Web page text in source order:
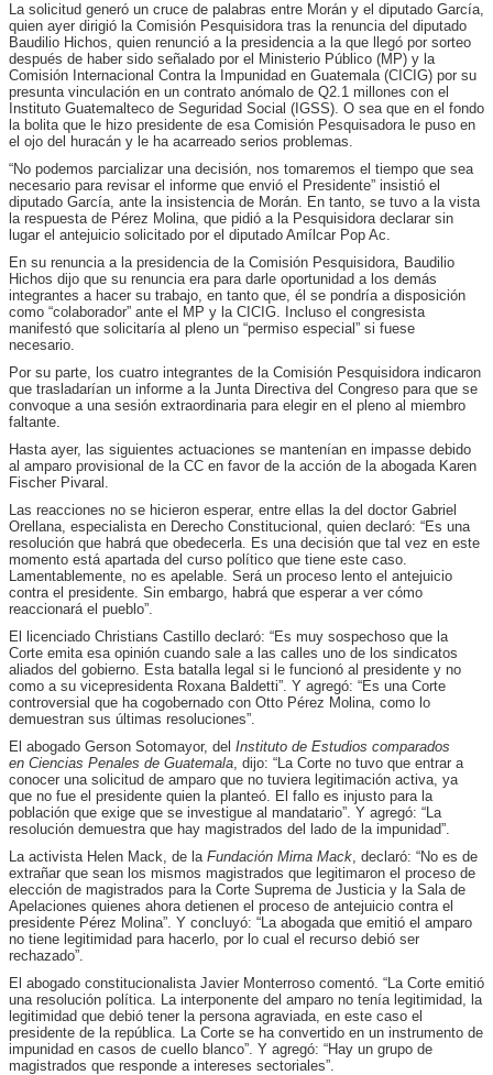
La solicitud generó un cruce de palabras entre Morán y el diputado García,
quien ayer dirigió la Comisión Pesquisidora tras la renuncia del diputado
Baudilio Hichos, quien renunció a la presidencia a la que llegó por sorteo
después de haber sido señalado por el Ministerio Público (MP) y la
Comisión Internacional Contra la Impunidad en Guatemala (CICIG) por su
presunta vinculación en un contrato anómalo de Q2.1 millones con el
Instituto Guatemalteco de Seguridad Social (IGSS). O sea que en el fondo
la bolita que le hizo presidente de esa Comisión Pesquisadora le puso en
el ojo del huracán y le ha acarreado serios problemas.
“No podemos parcializar una decisión, nos tomaremos el tiempo que sea
necesario para revisar el informe que envió el Presidente” insistió el
diputado García, ante la insistencia de Morán. En tanto, se tuvo a la vista
la respuesta de Pérez Molina, que pidió a la Pesquisidora declarar sin
lugar el antejuicio solicitado por el diputado Amílcar Pop Ac.
En su renuncia a la presidencia de la Comisión Pesquisidora, Baudilio
Hichos dijo que su renuncia era para darle oportunidad a los demás
integrantes a hacer su trabajo, en tanto que, él se pondría a disposición
como “colaborador” ante el MP y la CICIG. Incluso el congresista
manifestó que solicitaría al pleno un “permiso especial” si fuese
necesario.
Por su parte, los cuatro integrantes de la Comisión Pesquisidora indicaron
que trasladarían un informe a la Junta Directiva del Congreso para que se
convoque a una sesión extraordinaria para elegir en el pleno al miembro
faltante.
Hasta ayer, las siguientes actuaciones se mantenían en impasse debido
al amparo provisional de la CC en favor de la acción de la abogada Karen
Fischer Pivaral.
Las reacciones no se hicieron esperar, entre ellas la del doctor Gabriel
Orellana, especialista en Derecho Constitucional, quien declaró: “Es una
resolución que habrá que obedecerla. Es una decisión que tal vez en este
momento está apartada del curso político que tiene este caso.
Lamentablemente, no es apelable. Será un proceso lento el antejuicio
contra el presidente. Sin embargo, habrá que esperar a ver cómo
reaccionará el pueblo”.
El licenciado Christians Castillo declaró: “Es muy sospechoso que la
Corte emita esa opinión cuando sale a las calles uno de los sindicatos
aliados del gobierno. Esta batalla legal si le funcionó al presidente y no
como a su vicepresidenta Roxana Baldetti”. Y agregó: “Es una Corte
controversial que ha cogobernado con Otto Pérez Molina, como lo
demuestran sus últimas resoluciones”.
El abogado Gerson Sotomayor, del Instituto de Estudios comparados
en Ciencias Penales de Guatemala, dijo: “La Corte no tuvo que entrar a
conocer una solicitud de amparo que no tuviera legitimación activa, ya
que no fue el presidente quien la planteó. El fallo es injusto para la
población que exige que se investigue al mandatario”. Y agregó: “La
resolución demuestra que hay magistrados del lado de la impunidad”.
La activista Helen Mack, de la Fundación Mirna Mack, declaró: “No es de
extrañar que sean los mismos magistrados que legitimaron el proceso de
elección de magistrados para la Corte Suprema de Justicia y la Sala de
Apelaciones quienes ahora detienen el proceso de antejuicio contra el
presidente Pérez Molina”. Y concluyó: “La abogada que emitió el amparo
no tiene legitimidad para hacerlo, por lo cual el recurso debió ser
rechazado”.
El abogado constitucionalista Javier Monterroso comentó. “La Corte emitió
una resolución política. La interponente del amparo no tenía legitimidad, la
legitimidad que debió tener la persona agraviada, en este caso el
presidente de la república. La Corte se ha convertido en un instrumento de
impunidad en casos de cuello blanco”. Y agregó: “Hay un grupo de
magistrados que responde a intereses sectoriales”.